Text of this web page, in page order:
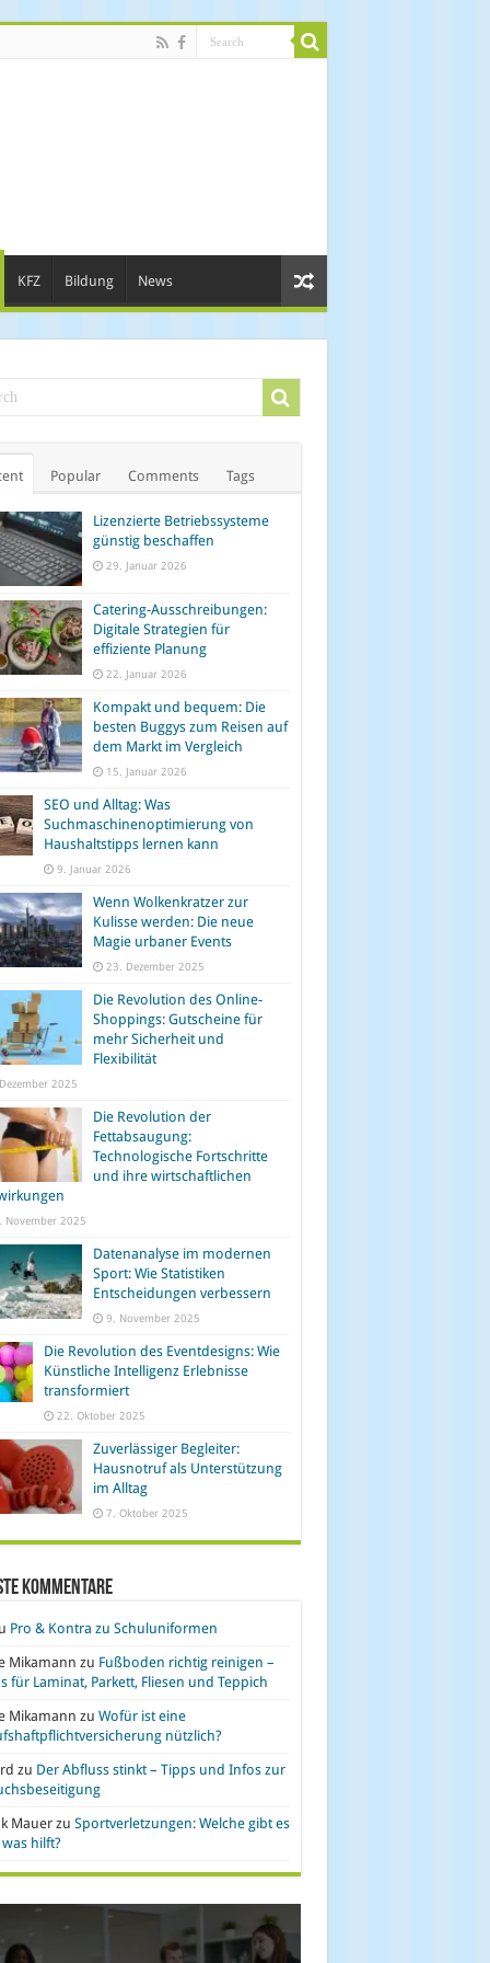
KFZ Bildung News
Popular Comments Tags
Lizenzierte Betriebssysteme
günstig beschaffen
29. Januar 2026
Catering-Ausschreibungen:
Digitale Strategien für
effiziente Planung
22. Januar 2026
Kompakt und bequem: Die
besten Buggys zum Reisen auf
dem Markt im Vergleich
15. Januar 2026
SEO und Alltag: Was
Suchmaschinenoptimierung von
Haushaltstipps lernen kann
9. Januar 2026
Wenn Wolkenkratzer zur
Kulisse werden: Die neue
Magie urbaner Events
23. Dezember 2025
Die Revolution des Online-
Shoppings: Gutscheine für
mehr Sicherheit und
Flexibilität
2025
Die Revolution der
Fettabsaugung:
Technologische Fortschritte
und ihre wirtschaftlichen
November 2025
Datenanalyse im modernen
Sport: Wie Statistiken
Entscheidungen verbessern
9. November 2025
Die Revolution des Eventdesigns: Wie
Künstliche Intelligenz Erlebnisse
transformiert
22. Oktober 2025
Zuverlässiger Begleiter:
Hausnotruf als Unterstützung
im Alltag
7. Oktober 2025
Kommentare
Pro & Kontra zu Schuluniformen
Mikamann zu Fußboden richtig reinigen –
für Laminat, Parkett, Fliesen und Teppich
Mikamann zu Wofür ist eine
nützlich?
zu Der Abfluss stinkt – Tipps und Infos zur
Mauerzu Sportverletzungen: Welche gibt es
hilft?